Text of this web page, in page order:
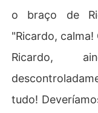
o braço de
"Ricardo, calma!
Ricardo,
tudo!